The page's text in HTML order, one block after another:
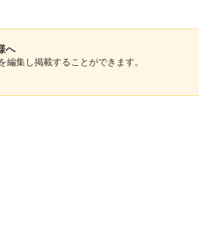
へ
集し掲載することができます。